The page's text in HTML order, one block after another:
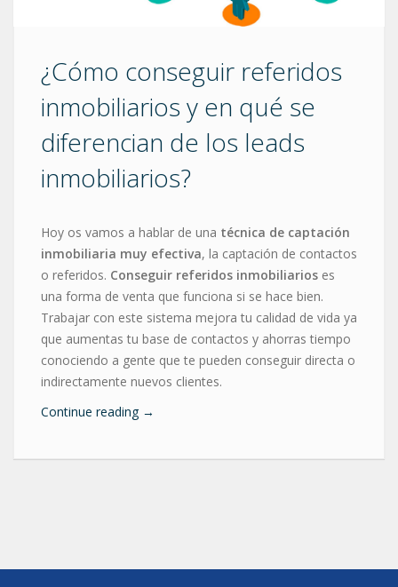
¿Cómo conseguir referidos
inmobiliarios y en qué se
diferencian de los leads
inmobiliarios?
Hoy os vamos a hablar de una técnica de captación
inmobiliaria muy efectiva, la captación de contactos
o referidos. Conseguir referidos inmobiliarios es
una forma de venta que funciona si se hace bien.
Trabajar con este sistema mejora tu calidad de vida ya
que aumentas tu base de contactos y ahorras tiempo
conociendo a gente que te pueden conseguir directa o
indirectamente nuevos clientes.
Continue reading →